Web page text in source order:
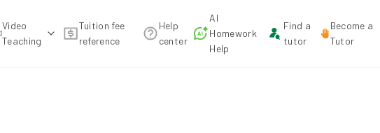
Video
Teaching
Tuition fee
reference
Help
center
AI
Homework
Help
Find a
tutor
Become a
Tutor
recommendation